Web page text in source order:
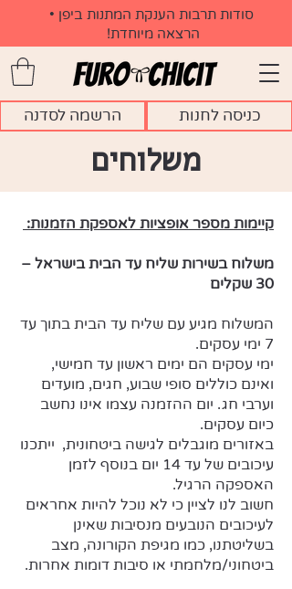
הרשמה לסדנה
​סודות תרבות הענקת המתנות ביפן •
הרצאה מיוחדת!
כניסה לחנות
משלוחים
קיימות מספר אופציות לאספקת הזמנות:
משלוח בשירות שליח עד הבית בישראל –
30 שקלים
המשלוח מגיע עם שליח עד הבית בתוך עד
7 ימי עסקים.
ימי עסקים הם ימים ראשון עד חמישי,
ואינם כוללים סופי שבוע, חגים, מועדים
וערבי חג. יום ההזמנה עצמו אינו נחשב
כיום עסקים.
באזורים מוגבלים לגישה ביטחונית, ייתכנו
עיכובים של עד 14 יום בנוסף לזמן
האספקה הרגיל.
חשוב לנו לציין כי לא נוכל להיות אחראים
לעיכובים הנובעים מנסיבות שאינן
בשליטתנו, כמו מגיפת הקורונה, מצב
ביטחוני/מלחמתי או סיבות דומות אחרות.